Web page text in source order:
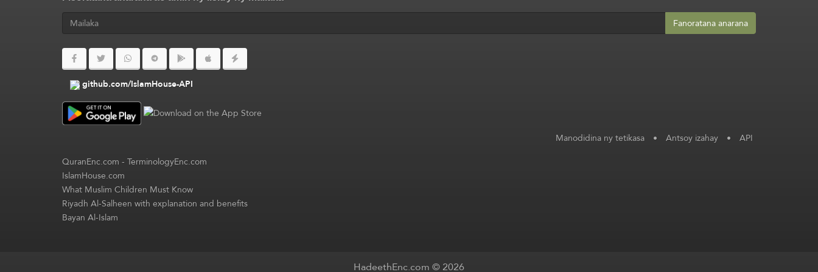
Fanoratana anarana
github.com/IslamHouse-API
Manodidina ny tetikasa • Antsoy izahay • API
QuranEnc.com-TerminologyEnc.com
IslamHouse.com
What Muslim Children Must Know
Riyadh Al-Salheen with explanation and benefits
Bayan Al-Islam
HadeethEnc.com © 2026